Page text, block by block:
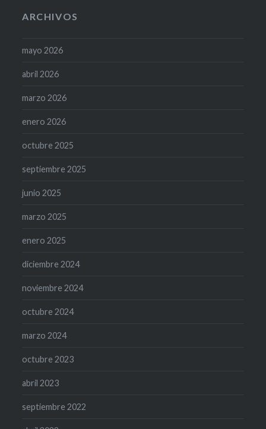
ARCHIVOS
mayo 2026
abril 2026
marzo 2026
enero 2026
octubre 2025
septiembre 2025
junio 2025
marzo 2025
enero 2025
diciembre 2024
noviembre 2024
octubre 2024
marzo 2024
octubre 2023
abril 2023
septiembre 2022